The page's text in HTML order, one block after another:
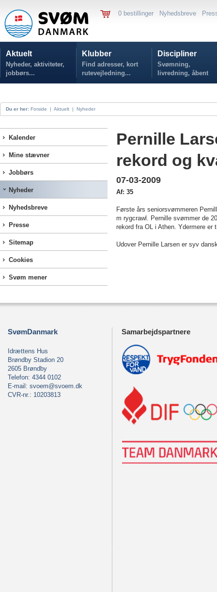
0 bestillinger Nyhedsbreve
Aktuelt
Nyheder, aktiviteter,
jobbørs...
Klubber
Find adresser, kort
rutevejledning...
Discipliner
Svømning,
livredning, åbent
vand...
Du er her: Forside | Aktuelt | Nyheder
Kalender
Mine stævner
Jobbørs
Nyheder
Nyhedsbreve
Presse
Sitemap
Cookies
Svøm mener
Pernille
rekord og
07-03-2009
Af: 35
Første års seniorsvømmeren
m rygcrawl. Pernille svømmer de
rekord fra OL i Athen. Ydermere er
Udover Pernille Larsen er syv
SvømDanmark
Idrættens Hus
Brøndby Stadion 20
2605 Brøndby
Telefon: 4344 0102
E-mail: svoem@svoem.dk
CVR-nr.: 10203813
Samarbejdspartnere